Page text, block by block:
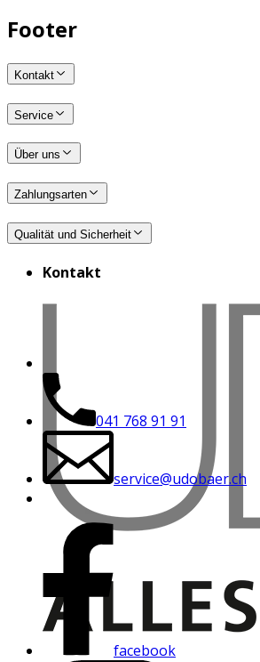
Footer
Kontakt
Service
Über uns
Zahlungsarten
Qualität und Sicherheit
Kontakt
041 768 91 91
service@udobaer.ch
facebook